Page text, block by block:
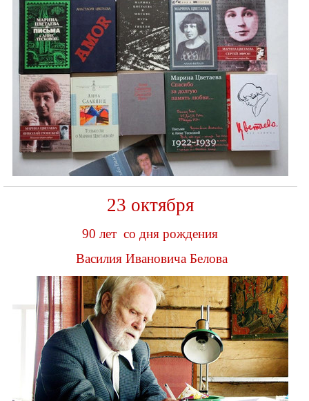
23 октября
90 лет со дня рождения
Василия Ивановича Белова